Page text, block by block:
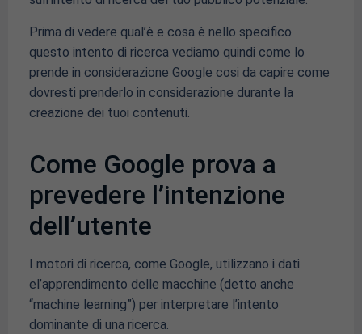
Prima di vedere qual’è e cosa è nello specifico
questo intento di ricerca vediamo quindi come lo
prende in considerazione Google cosi da capire come
dovresti prenderlo in considerazione durante la
creazione dei tuoi contenuti.
Come Google prova a
prevedere l’intenzione
dell’utente
I motori di ricerca, come Google, utilizzano i dati
el’apprendimento delle macchine (detto anche
“machine learning”) per interpretare l’intento
dominante di una ricerca.